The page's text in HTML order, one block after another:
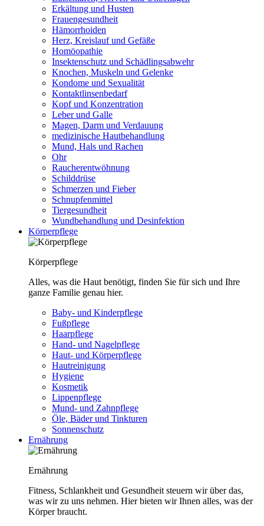
Erkältung und Husten
Frauengesundheit
Hämorrhoiden
Herz, Kreislauf und Gefäße
Homöopathie
Insektenschutz und Schädlingsabwehr
Knochen, Muskeln und Gelenke
Kondome und Sexualität
Kontaktlinsenbedarf
Kopf und Konzentration
Leber und Galle
Magen, Darm und Verdauung
medizinische Hautbehandlung
Mund, Hals und Rachen
Ohr
Raucherentwöhnung
Schilddrüse
Schmerzen und Fieber
Schnupfenmittel
Tiergesundheit
Wundbehandlung und Desinfektion
Körperpflege
Körperpflege
Alles, was die Haut benötigt, finden Sie für sich und Ihre
ganze Familie genau hier.
Baby- und Kinderpflege
Fußpflege
Haarpflege
Hand- und Nagelpflege
Haut- und Körperpflege
Hautreinigung
Hygiene
Kosmetik
Lippenpflege
Mund- und Zahnpflege
Öle, Bäder und Tinkturen
Sonnenschutz
Ernährung
Ernährung
Fitness, Schlankheit und Gesundheit steuern wir über das,
was wir zu uns nehmen. Hier bieten wir Ihnen alles, was der
Körper braucht.